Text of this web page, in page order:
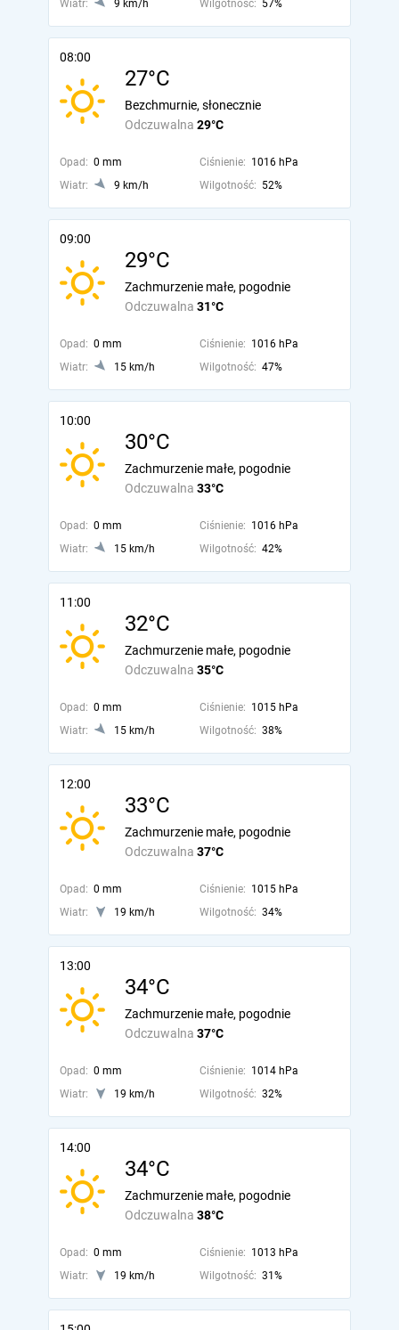
Wiatr: 9 km/h Wilgotność: 57%
08:00
27°C
Odczuwalna 29°C
Bezchmurnie, słonecznie
Opad: 0 mm Ciśnienie: 1016 hPa
Wiatr:
9 km/h Wilgotność: 52%
09:00
29°C
Odczuwalna 31°C
Zachmurzenie małe, pogodnie
Opad: 0 mm Ciśnienie: 1016 hPa
Wiatr:
15 km/h Wilgotność: 47%
10:00
30°C
Odczuwalna 33°C
Zachmurzenie małe, pogodnie
Opad: 0 mm Ciśnienie: 1016 hPa
Wiatr:
15 km/h Wilgotność: 42%
11:00
32°C
Odczuwalna 35°C
Zachmurzenie małe, pogodnie
Opad: 0 mm Ciśnienie: 1015 hPa
Wiatr:
15 km/h Wilgotność: 38%
12:00
33°C
Odczuwalna 37°C
Zachmurzenie małe, pogodnie
Opad: 0 mm Ciśnienie: 1015 hPa
Wiatr:
19 km/h Wilgotność: 34%
13:00
34°C
Odczuwalna 37°C
Zachmurzenie małe, pogodnie
Opad: 0 mm Ciśnienie: 1014 hPa
Wiatr:
19 km/h Wilgotność: 32%
14:00
34°C
Odczuwalna 38°C
Zachmurzenie małe, pogodnie
Opad: 0 mm Ciśnienie: 1013 hPa
Wiatr:
19 km/h Wilgotność: 31%